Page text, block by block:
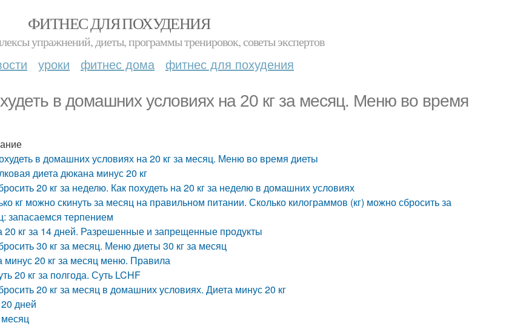
ФИТНЕС ДЛЯ ПОХУДЕНИЯ
упражнений, диеты, программы тренировок, советы экспертов
уроки фитнес дома фитнес для похудения
в домашних условиях на 20 кг за месяц. Меню во время
в домашних условиях на 20 кг за месяц. Меню во время диеты
диета дюкана минус 20 кг
20 кг за неделю. Как похудеть на 20 кг за неделю в домашних условиях
кг можно скинуть за месяц на правильном питании. Сколько килограммов (кг) можно сбросить за
запасаемся терпением
20 кг за 14 дней. Разрешенные и запрещенные продукты
30 кг за месяц. Меню диеты 30 кг за месяц
минус 20 кг за месяц меню. Правила
20 кг за полгода. Суть LCHF
20 кг за месяц в домашних условиях. Диета минус 20 кг
дней